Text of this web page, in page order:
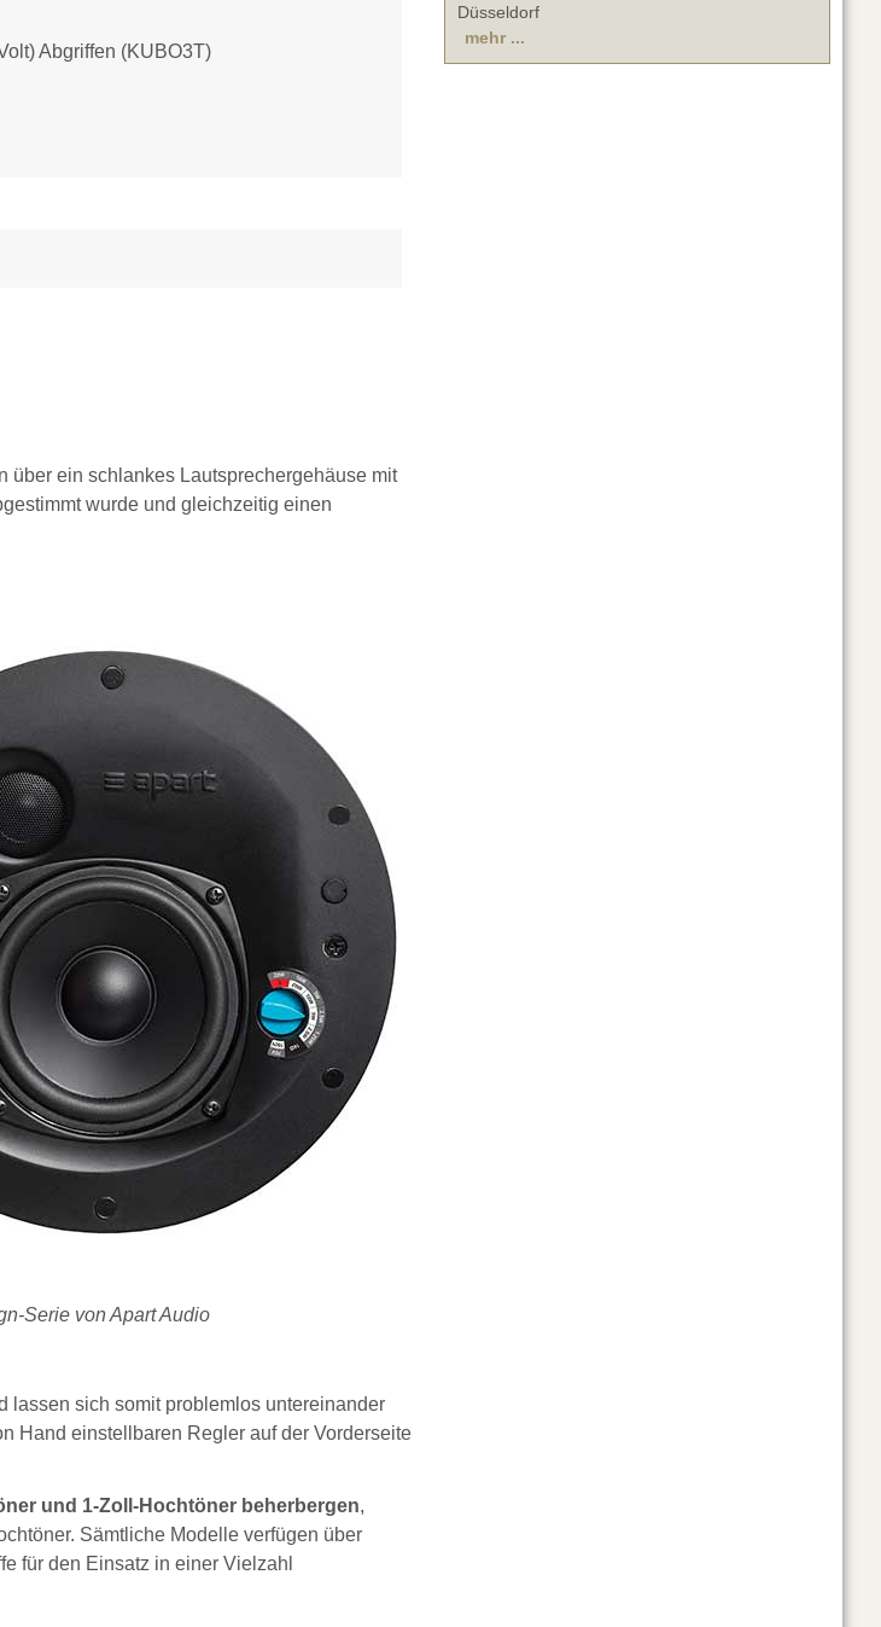
Abgriffen (KUBO3T)
über ein schlankes Lautsprechergehäuse mit
wurde und gleichzeitig einen
Serie von Apart Audio
lassen sich somit problemlos untereinander
Hand einstellbaren Regler auf der Vorderseite
und 1-Zoll-Hochtöner beherbergen,
Sämtliche Modelle verfügen über
für den Einsatz in einer Vielzahl
Düsseldorf
mehr ...